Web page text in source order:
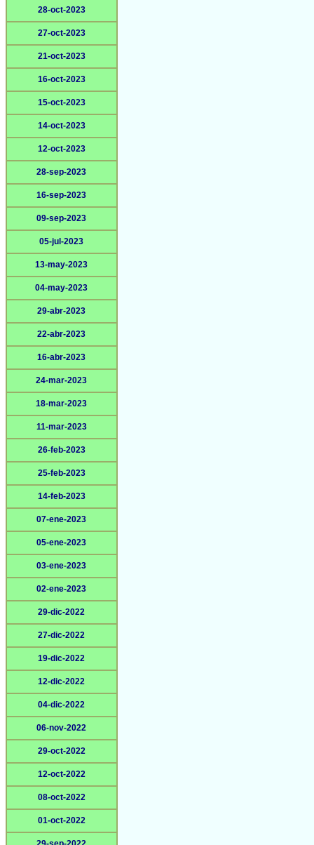
28-oct-2023
27-oct-2023
21-oct-2023
16-oct-2023
15-oct-2023
14-oct-2023
12-oct-2023
28-sep-2023
16-sep-2023
09-sep-2023
05-jul-2023
13-may-2023
04-may-2023
29-abr-2023
22-abr-2023
16-abr-2023
24-mar-2023
18-mar-2023
11-mar-2023
26-feb-2023
25-feb-2023
14-feb-2023
07-ene-2023
05-ene-2023
03-ene-2023
02-ene-2023
29-dic-2022
27-dic-2022
19-dic-2022
12-dic-2022
04-dic-2022
06-nov-2022
29-oct-2022
12-oct-2022
08-oct-2022
01-oct-2022